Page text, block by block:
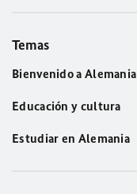
Temas
Bienvenido a Alemania
Educación y cultura
Estudiar en Alemania